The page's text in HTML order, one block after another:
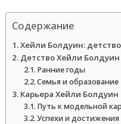
Содержание
Хейли Болдуин:
Детство Хейли Болдуин
Ранние годы
Семья и образование
Карьера Хейли Болдуин
Путь к модельной
Успехи и достижения